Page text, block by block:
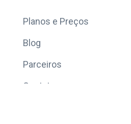
Planos e Preços
Blog
Parceiros
Contato